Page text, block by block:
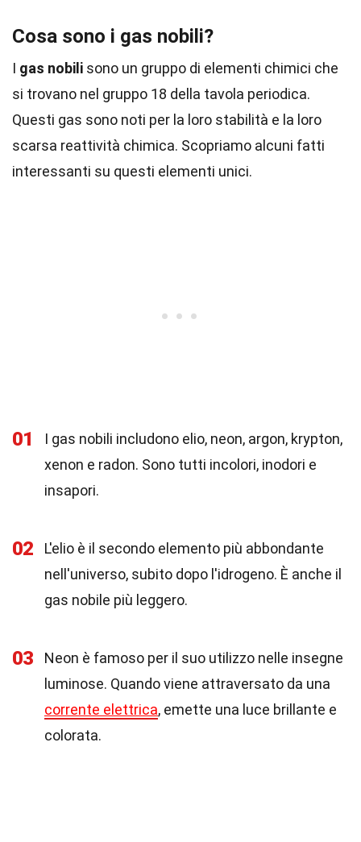
Cosa sono i gas nobili?
I gas nobili sono un gruppo di elementi chimici che
si trovano nel gruppo 18 della tavola periodica.
Questi gas sono noti per la loro stabilità e la loro
scarsa reattività chimica. Scopriamo alcuni fatti
interessanti su questi elementi unici.
01
I gas nobili includono elio, neon, argon, krypton,
xenon e radon. Sono tutti incolori, inodori e
insapori.
02
L'elio è il secondo elemento più abbondante
nell'universo, subito dopo l'idrogeno. È anche il
gas nobile più leggero.
03
Neon è famoso per il suo utilizzo nelle insegne
luminose. Quando viene attraversato da una
corrente elettrica, emette una luce brillante e
colorata.